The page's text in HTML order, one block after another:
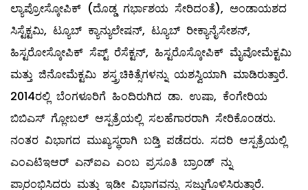
ಲ್ಯಾಪ್ರೋಸ್ಕೋಪಿಕ್‌ (ದೊಡ್ಡ ಗರ್ಭಾಶಯ ಸೇರಿದಂತೆ), ಅಂಡಾಯಶದ
ಸಿಸ್ಟೆಕ್ಟಮಿ, ಟ್ಯೂಬ್‌ ಕ್ಯಾನ್ಯುಲೇಷನ್‌, ಟ್ಯೂಬ್ ರೀಕ್ಯಾನೈಸೇಶನ್‌,
ಹಿಸ್ಟರೋಸ್ಕೋಪಿಕ್‌ ಸೆಪ್ಟ್‌ ರೆಸೆಕ್ಟನ್‌, ಹಿಸ್ಟರೊಸ್ಕೋಪಿಕ್‌ ಮೈವೋಮೆಕ್ಟಮಿ
ಮತ್ತು ಜಿನೋಮೆಕ್ಟಮಿ ಶಸ್ತ್ರಚಿಕಿತ್ಸೆಗಳನ್ನು ಯಶಸ್ವಿಯಾಗಿ ಮಾಡಿರುತ್ತಾರೆ.
2014ರಲ್ಲಿ ಬೆಂಗಳೂರಿಗೆ ಹಿಂದಿರುಗಿದ ಡಾ. ಉಷಾ, ಕೆಂಗೇರಿಯ
ಬಿಬಿಎಸ್ ಗ್ಲೋಬಲ್ ಆಸ್ಪತ್ರೆಯಲ್ಲಿ ಸಲಹೆಗಾರರಾಗಿ ಸೇರಿಕೊಂಡರು.
ನಂತರ ವಿಭಾಗದ ಮುಖ್ಯಸ್ಥರಾಗಿ ಬಡ್ತಿ ಪಡೆದರು. ಸದರಿ ಆಸ್ಪತ್ರೆಯಲ್ಲಿ
ಎಂಎಟಿಇಆರ್‌ ಎನ್‌ಐಎ ಎಂಬ ಪ್ರಸೂತಿ ಬ್ರಾಂಡ್‌ ನ್ನು
ಪ್ರಾರಂಭಿಸಿದರು ಮತ್ತು ಇಡೀ ವಿಭಾಗವನ್ನು ಸಜ್ಜುಗೊಳಿಸಿರುತ್ತಾರೆ.